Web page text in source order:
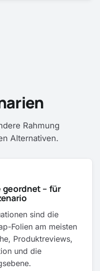
Rahmung
Alternativen.
geordnet – für
sind die
Folien am meisten
Produktreviews,
und die